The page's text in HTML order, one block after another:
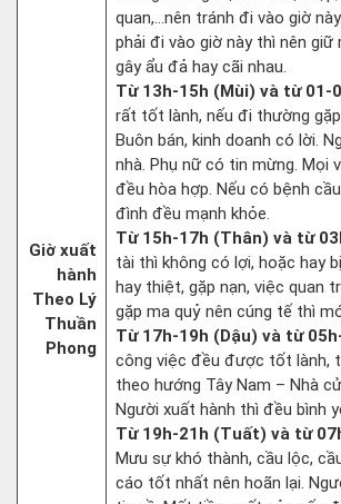
Giờ xuất
hành
Theo Lý
Thuần
Phong
quan,…nên tránh đi vào giờ
phải đi vào giờ này thì nên giữ
gây ẩu đả hay cãi nhau.
Từ 13h-15h (Mùi) và từ 01-
rất tốt lành, nếu đi thường
Buôn bán, kinh doanh có lời.
nhà. Phụ nữ có tin mừng. Mọi
đều hòa hợp. Nếu có bệnh
đình đều mạnh khỏe.
Từ 15h-17h (Thân) và từ
tài thì không có lợi, hoặc hay
hay thiệt, gặp nạn, việc quan
gặp ma quỷ nên cúng tế thì
Từ 17h-19h (Dậu) và từ
công việc đều được tốt lành,
theo hướng Tây Nam – Nhà
Người xuất hành thì đều bình
Từ 19h-21h (Tuất) và từ
Mưu sự khó thành, cầu lộc,
cáo tốt nhất nên hoãn lại.